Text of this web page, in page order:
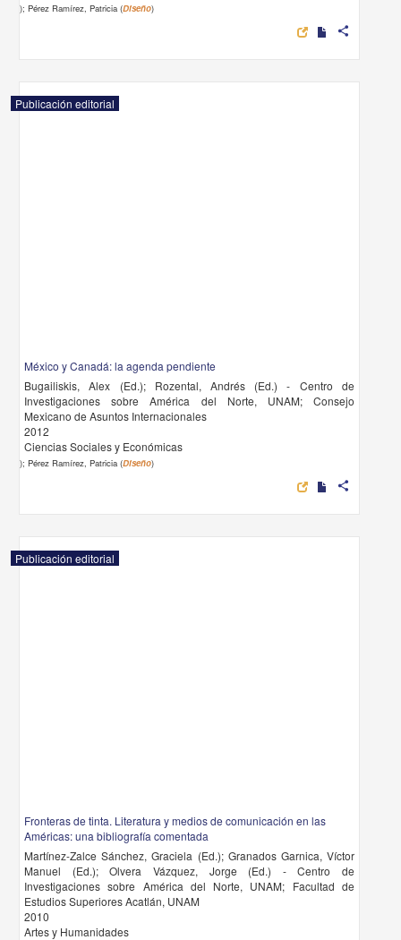
); Pérez Ramírez, Patricia (Diseño)
share
Publicación editorial
México y Canadá: la agenda pendiente
Bugailiskis, Alex (Ed.); Rozental, Andrés (Ed.) - Centro de
Investigaciones sobre América del Norte, UNAM; Consejo
Mexicano de Asuntos Internacionales
2012
Ciencias Sociales y Económicas
); Pérez Ramírez, Patricia (Diseño)
share
Publicación editorial
Fronteras de tinta. Literatura y medios de comunicación en las
Américas: una bibliografía comentada
Martínez-Zalce Sánchez, Graciela (Ed.); Granados Garnica, Víctor
Manuel (Ed.); Olvera Vázquez, Jorge (Ed.) - Centro de
Investigaciones sobre América del Norte, UNAM; Facultad de
Estudios Superiores Acatlán, UNAM
2010
Artes y Humanidades